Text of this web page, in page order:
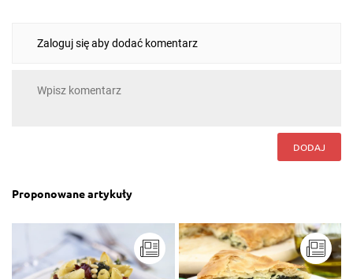
Zaloguj się aby dodać komentarz
DODAJ
Proponowane artykuły